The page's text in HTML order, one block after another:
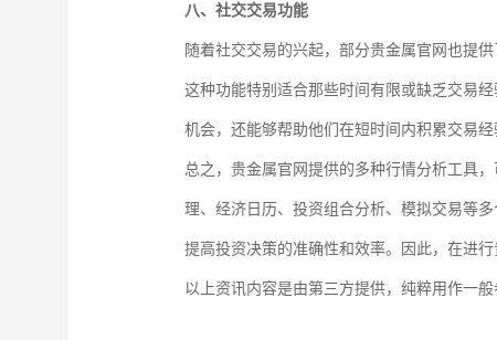
八、社交交易功能
随着社交交易的兴起，部分贵金属官网也提
这种功能特别适合那些时间有限或缺乏交易
机会，还能够帮助他们在短时间内积累交易经
总之，贵金属官网提供的多种行情分析工具
理、经济日历、投资组合分析、模拟交易等
提高投资决策的准确性和效率。因此，在进
以上资讯内容是由第三方提供，纯粹用作一